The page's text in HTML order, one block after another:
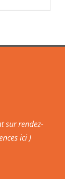
sur rendez-
ici )